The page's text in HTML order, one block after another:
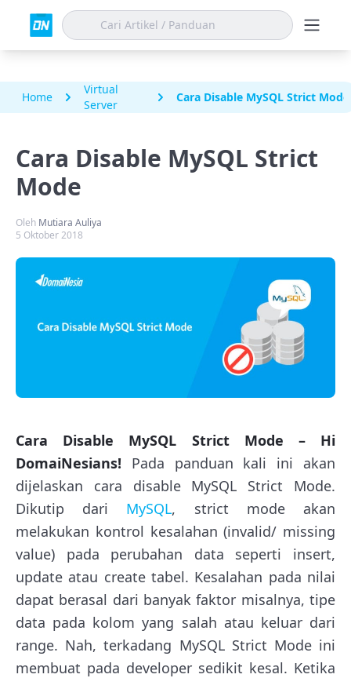
Home
Virtual
Server
Cara Disable MySQL Strict Mode
Cara Disable MySQL Strict
Mode
Oleh Mutiara Auliya
5 Oktober 2018
Cara Disable MySQL Strict Mode – Hi
DomaiNesians! Pada panduan kali ini akan
dijelaskan cara disable MySQL Strict Mode.
Dikutip dari MySQL, strict mode akan
melakukan kontrol kesalahan (invalid/ missing
value) pada perubahan data seperti insert,
update atau create tabel. Kesalahan pada nilai
dapat berasal dari banyak faktor misalnya, tipe
data pada kolom yang salah atau keluar dari
range. Nah, terkadang MySQL Strict Mode ini
membuat pada developer sedikit kesal. Ketika